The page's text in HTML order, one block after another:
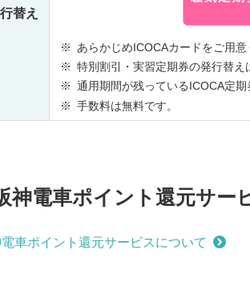
替え
※ あらかじめICOCAカードをご用意
※ 特別割引・実習定期券の発行替え
※ 通用期間が残っているICOCA定
※ 手数料は無料です。
神電車ポイント還元サー
車ポイント還元サービスについて